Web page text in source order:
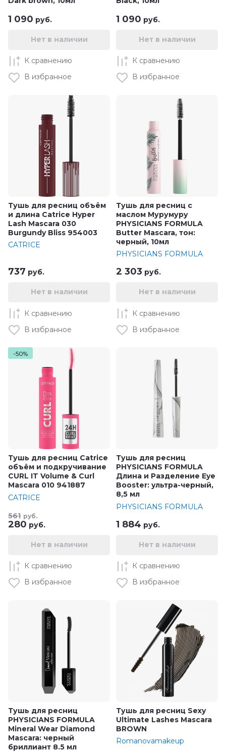
1 090 руб.
Нет в наличии
К сравнению
В избранное
1 090 руб.
Нет в наличии
К сравнению
В избранное
Тушь для ресниц объём
и длина Catrice Hyper
Lash Mascara 030
Burgundy Bliss 954003
CATRICE
737 руб.
Нет в наличии
К сравнению
В избранное
Тушь для ресниц с
маслом Мурумуру
PHYSICIANS FORMULA
Butter Mascara, тон:
черный, 10мл
PHYSICIANS FORMULA
2 303 руб.
Нет в наличии
К сравнению
В избранное
-50%
Тушь для ресниц Catrice
объём и подкручивание
CURL IT Volume & Curl
Mascara 010 941887
CATRICE
561 руб.
280 руб.
Нет в наличии
К сравнению
В избранное
Тушь для ресниц
PHYSICIANS FORMULA
Длина и Разделение Eye
Booster: ультра-черный,
8,5 мл
PHYSICIANS FORMULA
1 884 руб.
Нет в наличии
К сравнению
В избранное
Тушь для ресниц
PHYSICIANS FORMULA
Mineral Wear Diamond
Mascara: черный
бриллиант 8.5 мл
Тушь для ресниц Sexy
Ultimate Lashes Mascara
BROWN
Romanovamakeup